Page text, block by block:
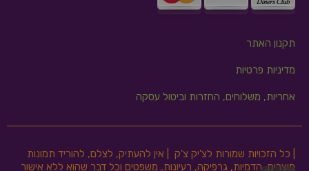
תקנון האתר
מדיניות פרטיות
אחריות, משלוחים, החזרות וביטול עסקה
| כל הזכויות שמורות לצ'יק צ'ק | אין להעתיק, לצלם, להוריד תמונות
מוצרים, הדמיות, גרפיקה, רעיונות, משפטים וכל דבר שהוא ללא אישור